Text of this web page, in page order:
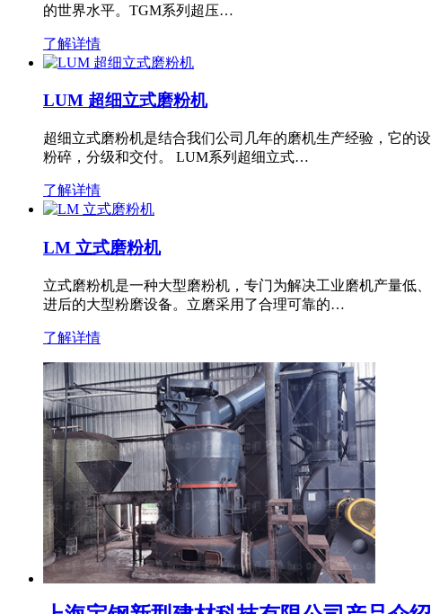
的世界水平。TGM系列超压…
了解详情
LUM 超细立式磨粉机
超细立式磨粉机是结合我们公司几年的磨机生产经验，它的
粉碎，分级和交付。 LUM系列超细立式…
了解详情
LM 立式磨粉机
立式磨粉机是一种大型磨粉机，专门为解决工业磨机产量低
进后的大型粉磨设备。立磨采用了合理可靠的…
了解详情